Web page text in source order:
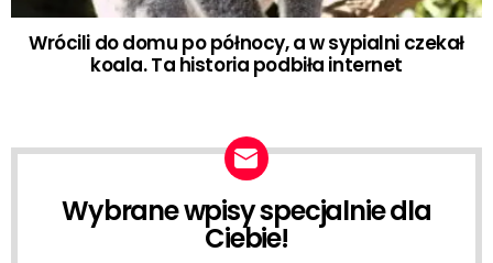
Wrócili do domu po północy, a w sypialni czekał
koala. Ta historia podbiła internet
NEWSLETTER
Wybrane wpisy specjalnie dla
Ciebie!